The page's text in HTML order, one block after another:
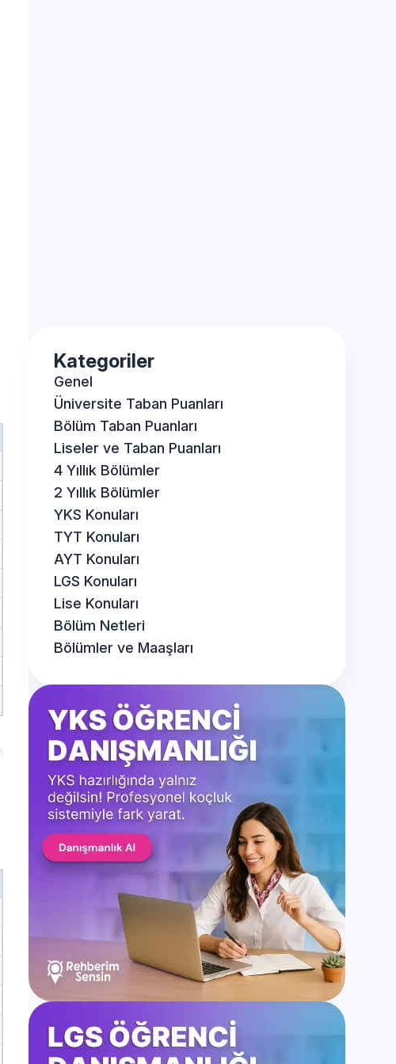
Kategoriler
Genel
Üniversite Taban Puanları
Bölüm Taban Puanları
Liseler ve Taban Puanları
4 Yıllık Bölümler
2 Yıllık Bölümler
YKS Konuları
TYT Konuları
AYT Konuları
LGS Konuları
Lise Konuları
Bölüm Netleri
Bölümler ve Maaşları